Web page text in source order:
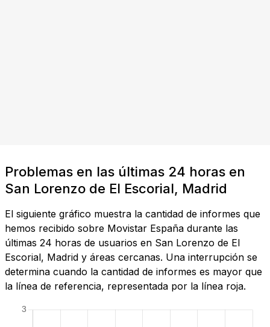
Problemas en las últimas 24 horas en
San Lorenzo de El Escorial, Madrid
El siguiente gráfico muestra la cantidad de informes que
hemos recibido sobre Movistar España durante las
últimas 24 horas de usuarios en San Lorenzo de El
Escorial, Madrid y áreas cercanas. Una interrupción se
determina cuando la cantidad de informes es mayor que
la línea de referencia, representada por la línea roja.